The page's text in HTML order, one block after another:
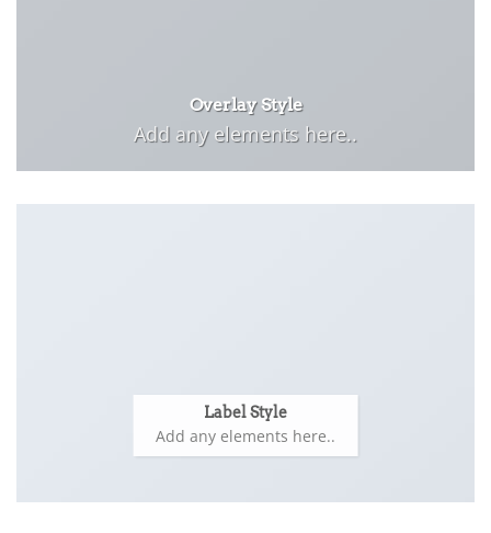
Overlay Style
Add any elements here..
Label Style
Add any elements here..